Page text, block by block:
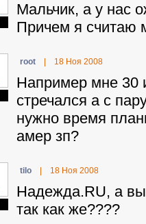
Мальчик, а у нас
Причем я считаю
root 18 Ноя 2008
Например мне 30
стречался а с
нужно время
амер зп?
tilo 18 Ноя 2008
Haдeждa.RU, а
так как же????